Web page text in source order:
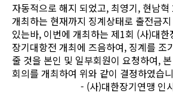
자동적으로 해지 되었고, 최영기, 현남
개최하는 현재까지 징계상태로 출전금
있는바, 이번에 개최하는 제1회 (사)대
장기대항전 개최에 즈음하여, 징계를 조
줄 것을 본인 및 일부회원이 요청하여,
회의를 개최하여 위와 같이 결정하였습
- (사)대한장기연맹 인